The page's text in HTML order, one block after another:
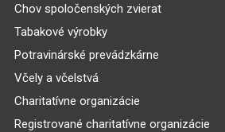
Chov spoločenských zvierat
Tabakové výrobky
Potravinárské prevádzkárne
Včely a včelstvá
Charitatívne organizácie
Registrované charitatívne organizácie